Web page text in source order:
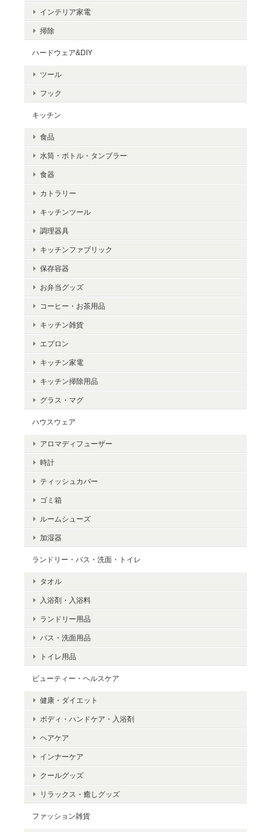
インテリア家電
掃除
ハードウェア&DIY
ツール
フック
キッチン
食品
水筒・ボトル・タンブラー
食器
カトラリー
キッチンツール
調理器具
キッチンファブリック
保存容器
お弁当グッズ
コーヒー・お茶用品
キッチン雑貨
エプロン
キッチン家電
キッチン掃除用品
グラス・マグ
ハウスウェア
アロマディフューザー
時計
ティッシュカバー
ゴミ箱
ルームシューズ
加湿器
ランドリー・バス・洗面・トイレ
タオル
入浴剤・入浴料
ランドリー用品
バス・洗面用品
トイレ用品
ビューティー・ヘルスケア
健康・ダイエット
ボディ・ハンドケア・入浴剤
ヘアケア
インナーケア
クールグッズ
リラックス・癒しグッズ
ファッション雑貨